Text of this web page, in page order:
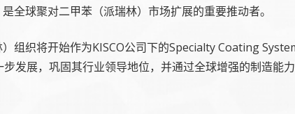
全球聚对二甲苯（派瑞林）市场扩展的重要推动者。
组织将开始作为KISCO公司下的Specialty Coating
发展，巩固其行业领导地位，并通过全球增强的制造能